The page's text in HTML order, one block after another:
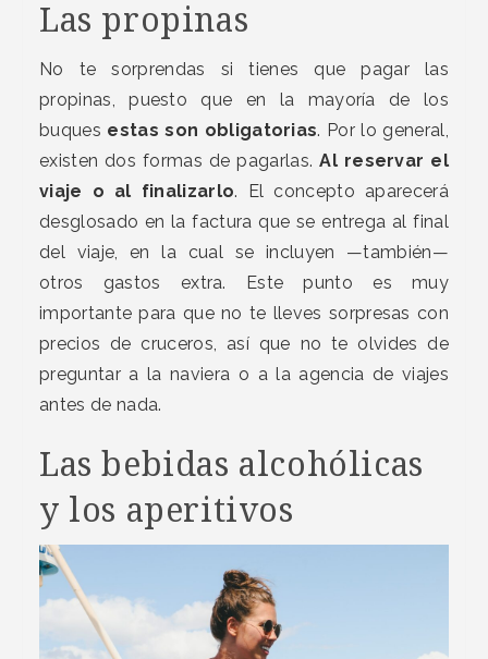
Las propinas
No te sorprendas si tienes que pagar las
propinas, puesto que en la mayoría de los
buques estas son obligatorias. Por lo general,
existen dos formas de pagarlas.Al reservar el
viaje o al finalizarlo. El concepto aparecerá
desglosado en la factura que se entrega al final
del viaje, en la cual se incluyen —también—
otros gastos extra. Este punto es muy
importante para que no te lleves sorpresas con
precios de cruceros, así que no te olvides de
preguntar a la naviera o a la agencia de viajes
antes de nada.
Las bebidas alcohólicas
y los aperitivos